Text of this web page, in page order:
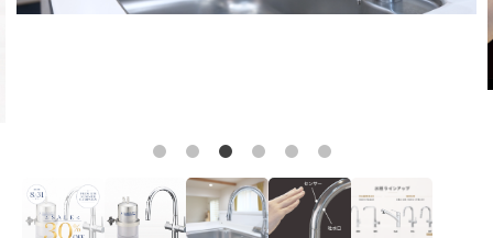
購入する
お水ブログ